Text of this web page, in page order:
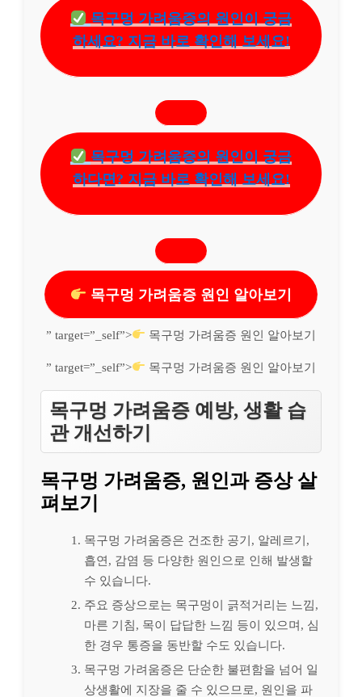
목구멍 가려움증의 원인이 궁금
하세요? 지금 바로 확인해 보세요!
목구멍 가려움증의 원인이 궁금
하다면? 지금 바로 확인해 보세요!
목구멍 가려움증 원인 알아보기
” target=”_self”> 목구멍 가려움증 원인 알아보기
” target=”_self”> 목구멍 가려움증 원인 알아보기
목구멍 가려움증 예방, 생활 습
관 개선하기
목구멍 가려움증, 원인과 증상 살
펴보기
목구멍 가려움증은 건조한 공기, 알레르기,
흡연, 감염 등 다양한 원인으로 인해 발생할
수 있습니다.
주요 증상으로는 목구멍이 긁적거리는 느낌,
마른 기침, 목이 답답한 느낌 등이 있으며, 심
한 경우 통증을 동반할 수도 있습니다.
목구멍 가려움증은 단순한 불편함을 넘어 일
상생활에 지장을 줄 수 있으므로, 원인을 파